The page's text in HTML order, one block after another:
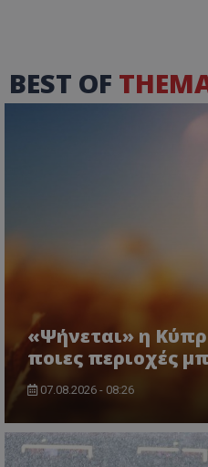
BEST OF
«Ψήνεται» η
ποιες περιοχές
07.08.2026 - 08:26